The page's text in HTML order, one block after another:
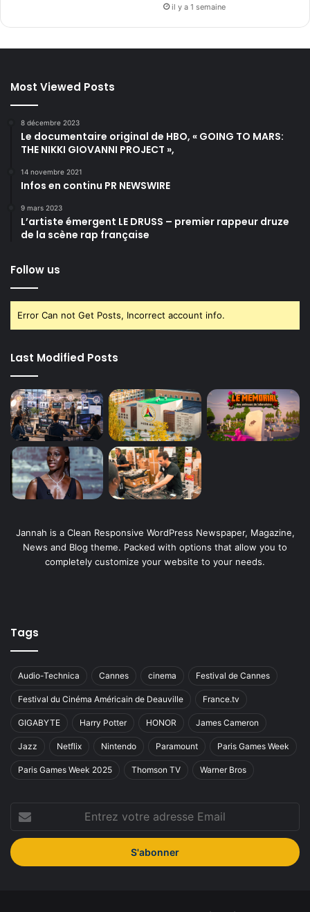
il y a 1 semaine
Most Viewed Posts
8 décembre 2023
Le documentaire original de HBO, « GOING TO MARS:
THE NIKKI GIOVANNI PROJECT »,
14 novembre 2021
Infos en continu PR NEWSWIRE
9 mars 2023
L’artiste émergent LE DRUSS – premier rappeur druze
de la scène rap française
Follow us
Error Can not Get Posts, Incorrect account info.
Last Modified Posts
Jannah is a Clean Responsive WordPress Newspaper, Magazine,
News and Blog theme. Packed with options that allow you to
completely customize your website to your needs.
Tags
Audio-Technica Cannes cinema Festival de Cannes
Festival du Cinéma Américain de Deauville France.tv
GIGABYTE Harry Potter HONOR James Cameron
Jazz Netflix Nintendo Paramount Paris Games Week
Paris Games Week 2025 Thomson TV Warner Bros
votre
adresse
Email